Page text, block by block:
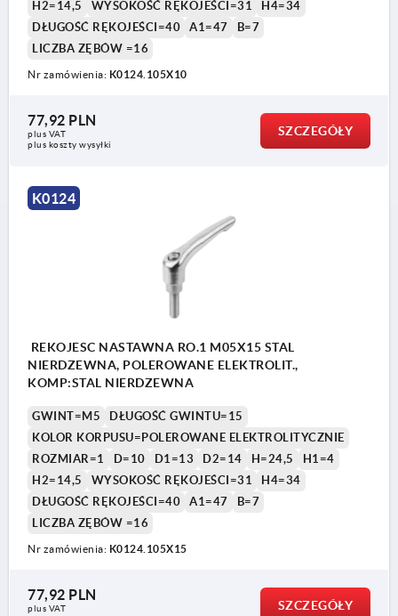
1) Kopuła kulista DIN EN ISO 4753
H2=14,5
WYSOKOŚĆ RĘKOJEŚCI=31
H4=34
DŁUGOŚĆ RĘKOJEŚCI=40
A1=47
B=7
LICZBA ZĘBÓW =16
Nr zamówienia: K0124.105X10
77,92 PLN
plus VAT
plus koszty wysyłki
SZCZEGÓŁY
K0124
REKOJESC NASTAWNA RO.1 M05X15 STAL
NIERDZEWNA, POLEROWANE ELEKTROLIT.,
KOMP:STAL NIERDZEWNA
GWINT=M5
DŁUGOŚĆ GWINTU=15
KOLOR KORPUSU=POLEROWANE ELEKTROLITYCZNIE
ROZMIAR=1
D=10 D1=13 D2=14 H=24,5
H1=4
H2=14,5
WYSOKOŚĆ RĘKOJEŚCI=31
H4=34
DŁUGOŚĆ RĘKOJEŚCI=40
A1=47
B=7
LICZBA ZĘBÓW =16
Nr zamówienia: K0124.105X15
77,92 PLN
plus VAT
SZCZEGÓŁY